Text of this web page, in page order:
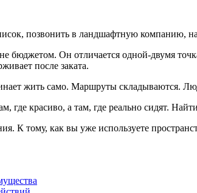
позвонить в ландшафтную компанию,
бюджетом. Он отличается одной-двумя
после заката.
жить само. Маршруты складываются.
где красиво, а там, где реально сидят.
К тому, как вы уже используете